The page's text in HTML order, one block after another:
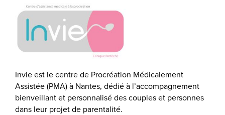
Invie est le centre de Procréation Médicalement
Assistée (PMA) à Nantes, dédié à l’accompagnement
bienveillant et personnalisé des couples et personnes
dans leur projet de parentalité.